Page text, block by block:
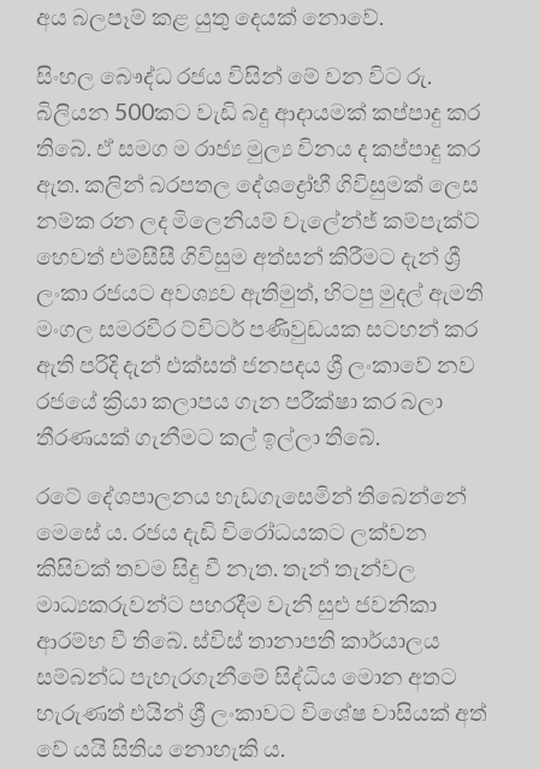
අය බලපෑම් කළ යුතු දෙයක් නොවේ.
සිංහල බෞද්ධ රජය විසින් මේ වන විට රු.
බිලියන 500කට වැඩි බදු ආදායමක් කප්පාදු කර
තිබේ. ඒ සමග ම රාජ්‍ය මුල්‍ය විනය ද කප්පාදු කර
ඇත. කලින් බරපතල දේශද්‍රෝහී ගිවිසුමක් ලෙස
නම්ක රන ලද මිලෙනියම් චැලේන්ජ් කම්පැක්ට්
හෙවත් එම්සීසී ගිවිසුම අත්සන් කිරීමට දැන් ශ්‍රී
ලංකා රජයට අවශ්‍යව ඇතිමුත්, හිටපු මුදල් ඇමති
මංගල සමරවීර ට්විටර් පණිවුඩයක සටහන් කර
ඇති පරිදි දැන් එක්සත් ජනපදය ශ්‍රී ලංකාවේ නව
රජයේ ක්‍රියා කලාපය ගැන පරීක්ෂා කර බලා
තීරණයක් ගැනීමට කල් ඉල්ලා තිබේ.
රටේ දේශපාලනය හැඩගැසෙමින් තිබෙන්නේ
මෙසේ ය. රජය දැඩි විරෝධයකට ලක්වන
කිසිවක් තවම සිදු වී නැත. තැන් තැන්වල
මාධ්‍යකරුවන්ට පහරදීම වැනි සුළු ජවනිකා
ආරම්භ වී තිබේ. ස්විස් තානාපති කාර්යාලය
සම්බන්ධ පැහැරගැනීමේ සිද්ධිය මොන අතට
හැරුණත් එයින් ශ්‍රී ලංකාවට විශේෂ වාසියක් අත්
වේ යයි සිතිය නොහැකි ය.